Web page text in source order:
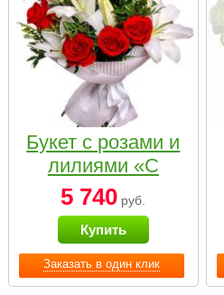
Заказать в один клик
Букет с розами и
лилиями «С
наилучшими
пожеланиями»
5 740 руб.
Купить